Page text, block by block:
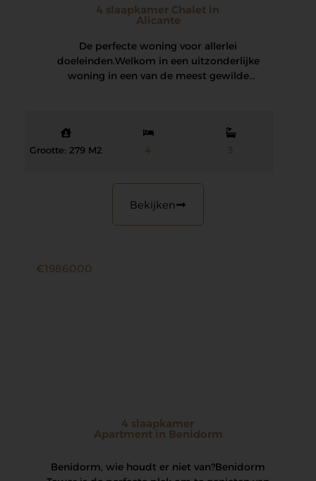
4 slaapkamer Chalet in
Alicante
De perfecte woning voor allerlei
doeleinden. Welkom in een uitzonderlijke
woning in een van de meest gewilde
Grootte: 279 M2 4 3
Bekijken
€1986000
4 slaapkamer
Apartment in Benidorm
Benidorm, wie houdt er niet van? Benidorm